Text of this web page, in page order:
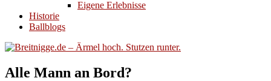
Eigene Erlebnisse
Historie
Ballblogs
Alle Mann an Bord?